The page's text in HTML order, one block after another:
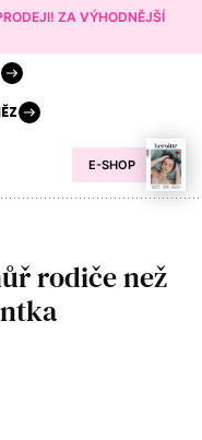
ZA VÝHODNĚJŠÍ
E-SHOP
rodiče než